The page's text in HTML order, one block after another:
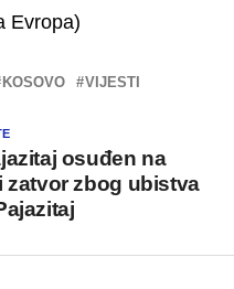
Evropa)
KOSOVO VIJESTI
osuđen na
zatvor zbog ubistva